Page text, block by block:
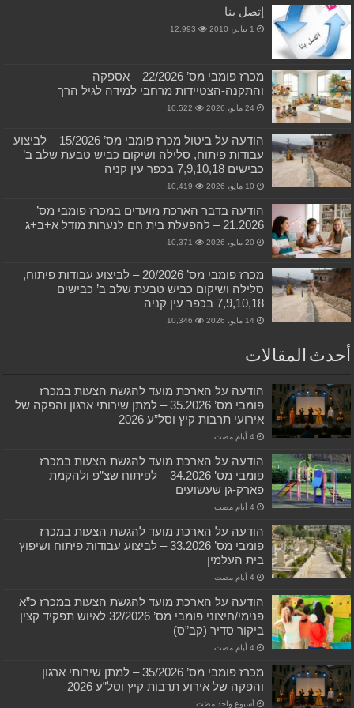
إتصل بنا
1 يناير، 2010 12,993
מכרז פומבי מס’ 22/2026 – אספקה
והתקנה-הצטיידות מרחבי למידה לגיל הרך
24 مايو، 2026 10,522
הודעה על ביטול מכרז פומבי מס’ 15/2026 – לביצוע
עבודות פיתוח, סלילה ושיקום כביש טבעת שלב ב’
כבישים 7,9,10,18 בכפר עין קניה
10 مايو، 2026 10,419
הודעה בדבר הארכת מועדים במכרז פומבי מס’
21.2026 – להפעלת בית חם לנערות מודל א+ב+ג
20 مايو، 2026 10,371
מכרז פומבי מס’ 20/2026 – לביצוע עבודות פיתוח,
סלילה ושיקום כביש טבעת שלב ב’ כבישים
7,9,10,18 בכפר עין קניה
14 مايو، 2026 10,346
أحدث المقالات
הודעה על הארכת מועד להגשת הצעות במכרז
פומבי מס’ 35.2026 – למתן שירותי ארגון והפקה של
אירועי תרבות קיץ וסל”ע 2026
הודעה על הארכת מועד להגשת הצעות במכרז
פומבי מס’ 34.2026 – לפיתוח שצ”פ ולהקמת
פארק-גן שעשועים
הודעה על הארכת מועד להגשת הצעות במכרז
פומבי מס’ 33.2026 – לביצוע עבודות פיתוח ושיפוץ
בית העלמין
הודעה על הארכת מועד להגשת הצעות במכרז כ”א
פנימי/חיצוני פומבי מס’ 32/2026 לאיוש תפקיד קצין
ביקור סדיר (קב”ס)
מכרז פומבי מס’ 35/2026 – למתן שירותי ארגון
והפקה של אירוע תרבות קיץ וסל”ע 2026
‏أسبوع واحد مضت